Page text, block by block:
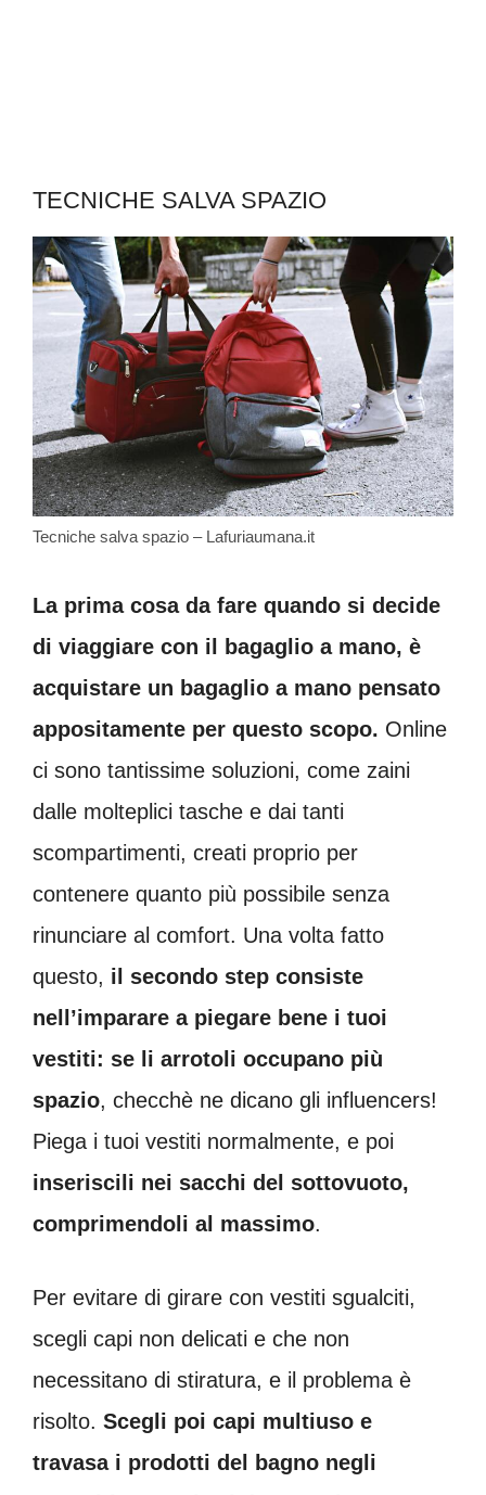
TECNICHE SALVA SPAZIO
Tecniche salva spazio – Lafuriaumana.it
La prima cosa da fare quando si decide
di viaggiare con il bagaglio a mano, è
acquistare un bagaglio a mano pensato
appositamente per questo scopo. Online
ci sono tantissime soluzioni, come zaini
dalle molteplici tasche e dai tanti
scompartimenti, creati proprio per
contenere quanto più possibile senza
rinunciare al comfort. Una volta fatto
questo, il secondo step consiste
nell’imparare a piegare bene i tuoi
vestiti: se li arrotoli occupano più
spazio, checchè ne dicano gli influencers!
Piega i tuoi vestiti normalmente, e poi
inseriscili nei sacchi del sottovuoto,
comprimendoli al massimo.
Per evitare di girare con vestiti sgualciti,
scegli capi non delicati e che non
necessitano di stiratura, e il problema è
risolto. Scegli poi capi multiuso e
travasa i prodotti del bagno negli